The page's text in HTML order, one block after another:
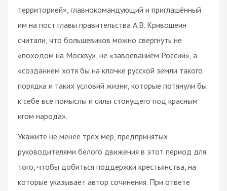
территорией», главнокомандующий и приглашённый
им на пост главы правительства А.В. Кривошеин
считали, что большевиков можно свергнуть не
«походом на Москву», не «завоеванием России», а
«созданием хотя бы на клочке русской земли такого
порядка и таких условий жизни, которые потянули бы
к себе все помыслы и силы стонущего под красным
игом народа».
Укажите не менее трёх мер, предпринятых
руководителями белого движения в этот период для
того, чтобы добиться поддержки крестьянства, на
которые указывает автор сочинения. При ответе